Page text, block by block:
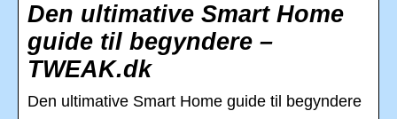
Den ultimative Smart Home
guide til begyndere –
TWEAK.dk
Den ultimative Smart Home guide til begyndere